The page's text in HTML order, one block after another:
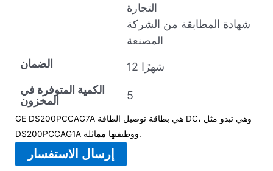
التجارة
شهادة المطابقة من الشركة
المصنعة
الضمان
12 شهرًا
الكمية المتوفرة في
المخزون
5
GE DS200PCCAG7A هي بطاقة توصيل الطاقة DC، وهي تبدو مثل
DS200PCCAG1A ووظيفتها مماثلة.
إرسال الاستفسار